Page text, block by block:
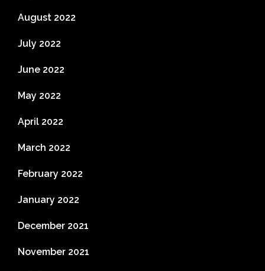
August 2022
July 2022
June 2022
May 2022
April 2022
March 2022
February 2022
January 2022
December 2021
November 2021